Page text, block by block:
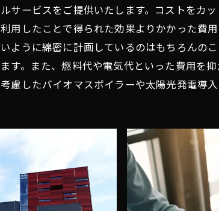
ルサービスをご提供いたします。コストをカ
利用したことで得られた効果よりかかった費
いように綿密に計画しているのはもちろんの
ます。また、燃料代や電気代といった費用を
考慮したバイオマスボイラーや太陽光発電導入